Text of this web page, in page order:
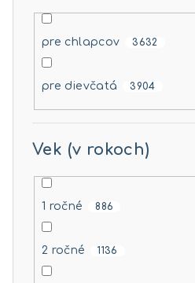
pre chlapcov 3632
pre dievčatá 3904
Vek (v rokoch)
1 ročné 886
2 ročné 1136